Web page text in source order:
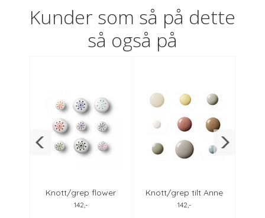
Kunder som så på dette
så også på
Knott/grep flower
Anne Black
142,-
Knott/grep tilt Anne
Black, alle farger
142,-